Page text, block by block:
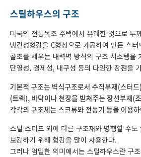
스틸하우스의 구조
미국의 전통목조 주택에서 유래한 것으로 두
냉간성형강을 C형상으로 가공하여 만든 스
골조를 세우는 내력벽 방식의 구조 시스템을
단열성, 경제성, 내구성 등의 다양한 장점을
기본적 구조는 벽식구조로서 수직부재(스터
(트랙), 바닥이나 천장을 받쳐주는 장선부재(
각각의 구조체는 스크류와 전동기 등을 이용
스틸 스터드 외에 다른 구조재와 병행할 수
보강하기 위해 형강을 많이 사용한다.
그러나 엄밀한 의미에서는 스틸하우스란 구